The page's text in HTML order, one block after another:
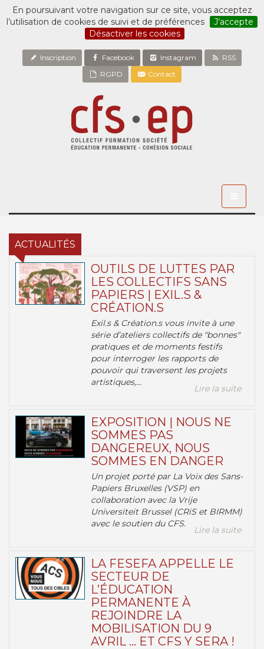
En poursuivant votre navigation sur ce site, vous acceptez
l’utilisation de cookies de suivi et de préférences
J’accepte
Désactiver les cookies
Inscription Facebook Instagram
RSS
RGPD
Contact
ACTUALITÉS
OUTILS DE LUTTES PAR
LES COLLECTIFS SANS
PAPIERS | EXIL.S &
CRÉATION.S
Exil.s & Création.s vous invite à une
série d’ateliers collectifs de "bonnes"
pratiques et de moments festifs
pour interroger les rapports de
pouvoir qui traversent les projets
artistiques,...
Lire la suite
EXPOSITION | NOUS NE
SOMMES PAS
DANGEREUX, NOUS
SOMMES EN DANGER
Un projet porté par La Voix des Sans-
Papiers Bruxelles (VSP) en
collaboration avec la Vrije
Universiteit Brussel (CRiS et BIRMM)
avec le soutien du CFS.
Lire la suite
LA FESEFA APPELLE LE
SECTEUR DE
L’ÉDUCATION
PERMANENTE À
REJOINDRE LA
MOBILISATION DU 9
AVRIL … ET CFS Y SERA !